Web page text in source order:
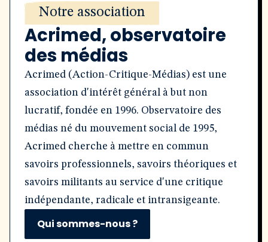
Notre association
Acrimed, observatoire
des médias
Acrimed (Action-Critique-Médias) est une
association d'intérêt général à but non
lucratif, fondée en 1996. Observatoire des
médias né du mouvement social de 1995,
Acrimed cherche à mettre en commun
savoirs professionnels, savoirs théoriques et
savoirs militants au service d'une critique
indépendante, radicale et intransigeante.
Qui sommes-nous ?